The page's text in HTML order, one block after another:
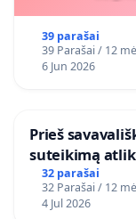
39 parašai
39 Parašai / 12
6 Jun 2026
​Prieš
suteikimą
32 parašai
32 Parašai / 12
4 Jul 2026